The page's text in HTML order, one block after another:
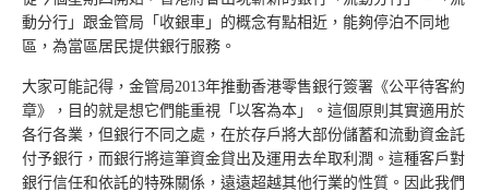
動分行」跟金管局「收銀車」的概念有點相近，能夠停泊不同地
區，為當區居民提供銀行服務。
大家可能記得，金管局2013年推動香港零售銀行簽署《公平待客約
章》，目的就是想它們能重視「以客為本」。這個原則其實適用於
各行各業，但銀行不同之處，在於存戶將大部份儲蓄和流動資金託
付予銀行，而銀行將這筆資金貸出及運用去牟取利潤。這種客戶對
銀行信任和依託的特殊關係，遠遠超越其他行業的性質。因此我們